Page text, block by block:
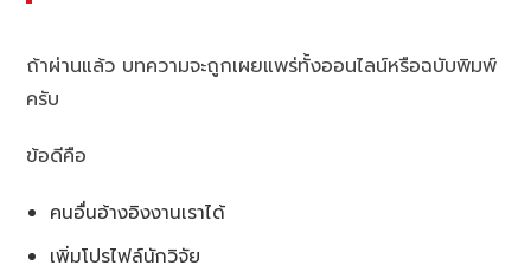
ถ้าผ่านแล้ว บทความจะถูกเผยแพร่ทั้งออนไลน์หรือฉบับพิมพ์
ครับ
ข้อดีคือ
คนอื่นอ้างอิงงานเราได้
เพิ่มโปรไฟล์นักวิจัย